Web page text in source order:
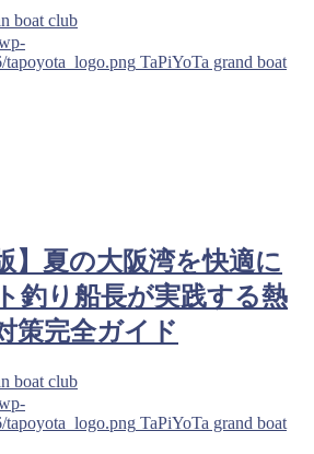
boat club
tapoyota_logo.png TaPiYoTa grand boat
】夏の大阪湾を快適に
釣り船長が実践する熱
策完全ガイド
boat club
tapoyota_logo.png TaPiYoTa grand boat